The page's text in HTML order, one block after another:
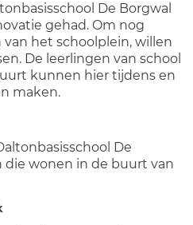
De Borgwal
gehad. Om nog
het schoolplein, willen
De leerlingen van school
kunnen hier tijdens en
maken.
De
die wonen in de buurt van